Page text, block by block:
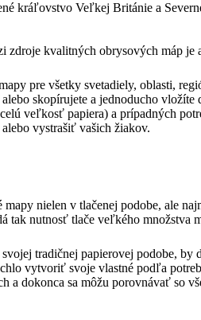
zdroje kvalitných obrysových máp
pre všetky svetadiely, oblasti,
skopírujete a jednoducho
veľkosť papiera) a prípadných
vystrašiť vašich žiakov.
nielen v tlačenej podobe, ale
tak nutnosť tlače veľkého množstva
tradičnej papierovej podobe,
vytvoriť svoje vlastné podľa
a dokonca sa môžu porovnávať